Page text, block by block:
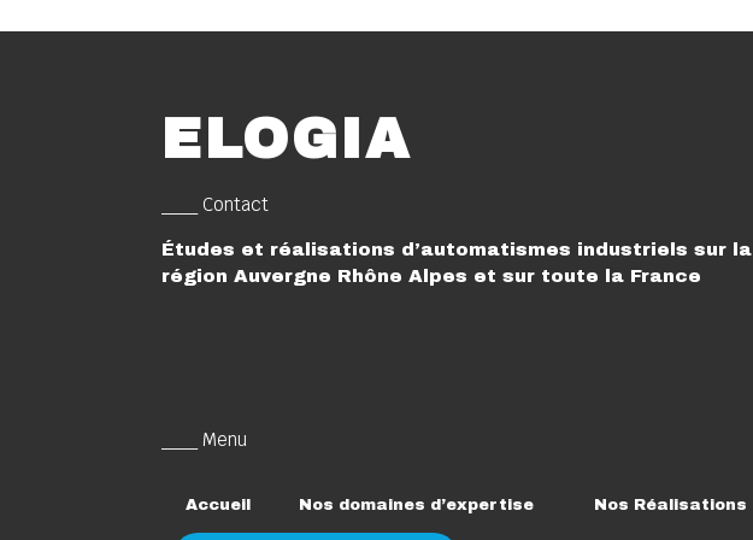
ELOGIA
___ Contact
Études et réalisations d’automatismes industriels sur la
région Auvergne Rhône Alpes et sur toute la France
___ Menu
Accueil Nos domaines d’expertise Nos Réalisations